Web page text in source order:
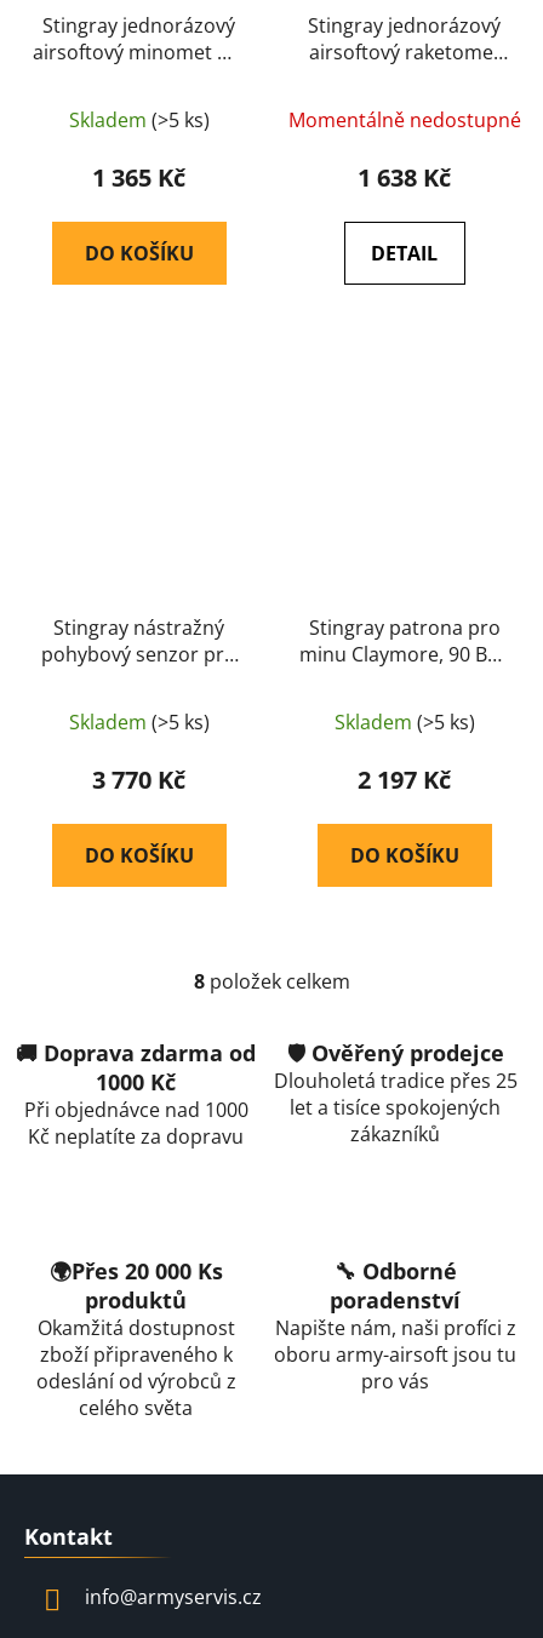
Stingray jednorázový
airsoftový minomet M4
Skladem (>5 ks)
1 365 Kč
DO KOŠÍKU
Stingray jednorázový
airsoftový raketomet
– Zelená
Momentálně nedostupné
1 638 Kč
DETAIL
Stingray nástražný
pohybový senzor pro
Zelená
Skladem (>5 ks)
3 770 Kč
DO KOŠÍKU
Stingray patrona pro
minu Claymore, 90 BBs
Skladem (>5 ks)
2 197 Kč
DO KOŠÍKU
O
á
d
y
v
ý
u
8položek celkem
🚚 Doprava zdarma od
1000 Kč
Při objednávce nad 1000
Kč neplatíte za dopravu
🛡️ Ověřený prodejce
Dlouholetá tradice přes 25
let a tisíce spokojených
zákazníků
🌍Přes 20 000 Ks
produktů
Okamžitá dostupnost
zboží připraveného k
odeslání od výrobců z
celého světa
🔧 Odborné
poradenství
Napište nám, naši profíci z
oboru army-airsoft jsou tu
pro vás
Z
Kontakt
info@armyservis.cz